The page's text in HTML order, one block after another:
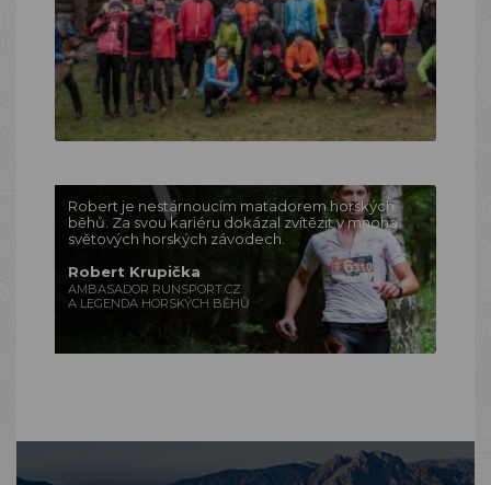
Robert je nestárnoucím matadorem horských
běhů. Za svou kariéru dokázal zvítězit v mnoha
světových horských závodech.
Robert Krupička
AMBASADOR RUNSPORT.CZ
A LEGENDA HORSKÝCH BĚHŮ